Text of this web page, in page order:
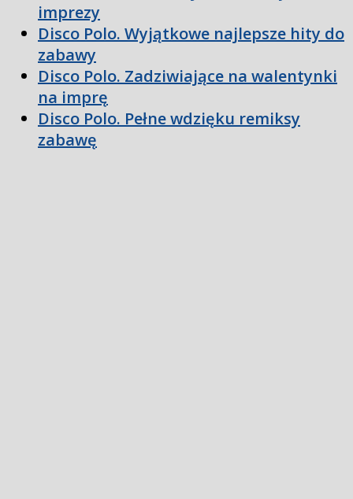
imprezy
Disco Polo. Wyjątkowe najlepsze hity do
zabawy
Disco Polo. Zadziwiające na walentynki
na imprę
Disco Polo. Pełne wdzięku remiksy
zabawę